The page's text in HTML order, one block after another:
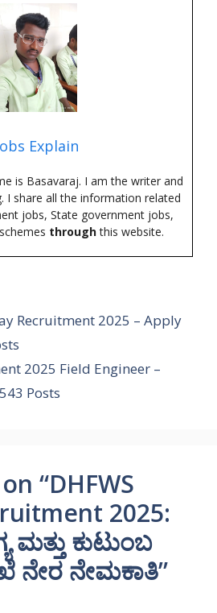
Explain
is Basavaraj. I am the writer and
I share all the information related
jobs, State government jobs,
throughthis website.
Recruitment 2025 – Apply
2025 Field Engineer –
Posts
“DHFWS
2025:
ಮತ್ತು ಕುಟುಂಬ
ನೇರ ನೇಮಕಾತಿ”